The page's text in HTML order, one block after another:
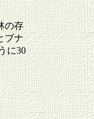
の存
ブナ
に30